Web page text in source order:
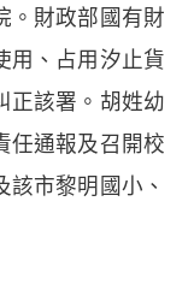
。財政部國有財
用、占用汐止貨
正該署。胡姓幼
任通報及召開校
市黎明國小、